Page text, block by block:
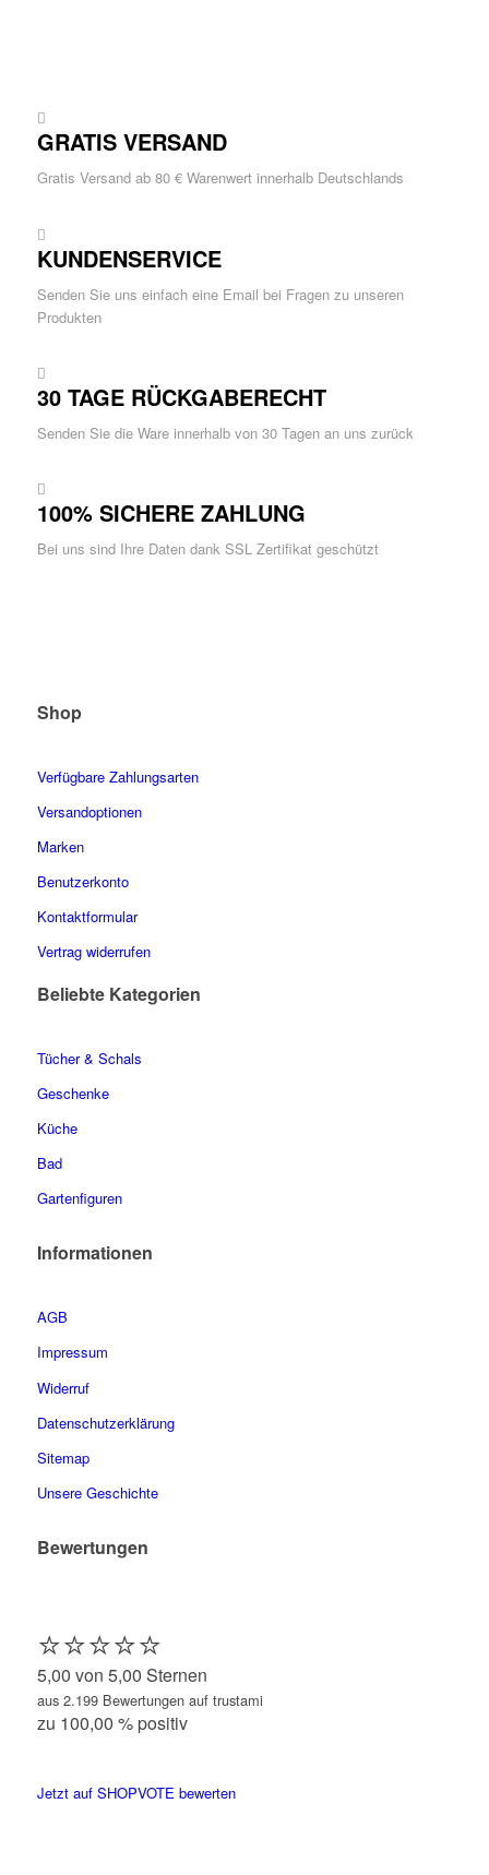
GRATIS VERSAND
Gratis Versand ab 80 € Warenwert innerhalb Deutschlands
KUNDENSERVICE
Senden Sie uns einfach eine Email bei Fragen zu unseren
Produkten
30 TAGE RÜCKGABERECHT
Senden Sie die Ware innerhalb von 30 Tagen an uns zurück
100% SICHERE ZAHLUNG
Bei uns sind Ihre Daten dank SSL Zertifikat geschützt
Shop
Verfügbare Zahlungsarten
Versandoptionen
Marken
Benutzerkonto
Kontaktformular
Vertrag widerrufen
Beliebte Kategorien
Tücher & Schals
Geschenke
Küche
Bad
Gartenfiguren
Informationen
AGB
Impressum
Widerruf
Datenschutzerklärung
Sitemap
Unsere Geschichte
Bewertungen
⭐️⭐️⭐️⭐️⭐️
5,00 von 5,00 Sternen
aus 2.199 Bewertungen auf trustami
zu 100,00 % positiv
Jetzt auf SHOPVOTE bewerten